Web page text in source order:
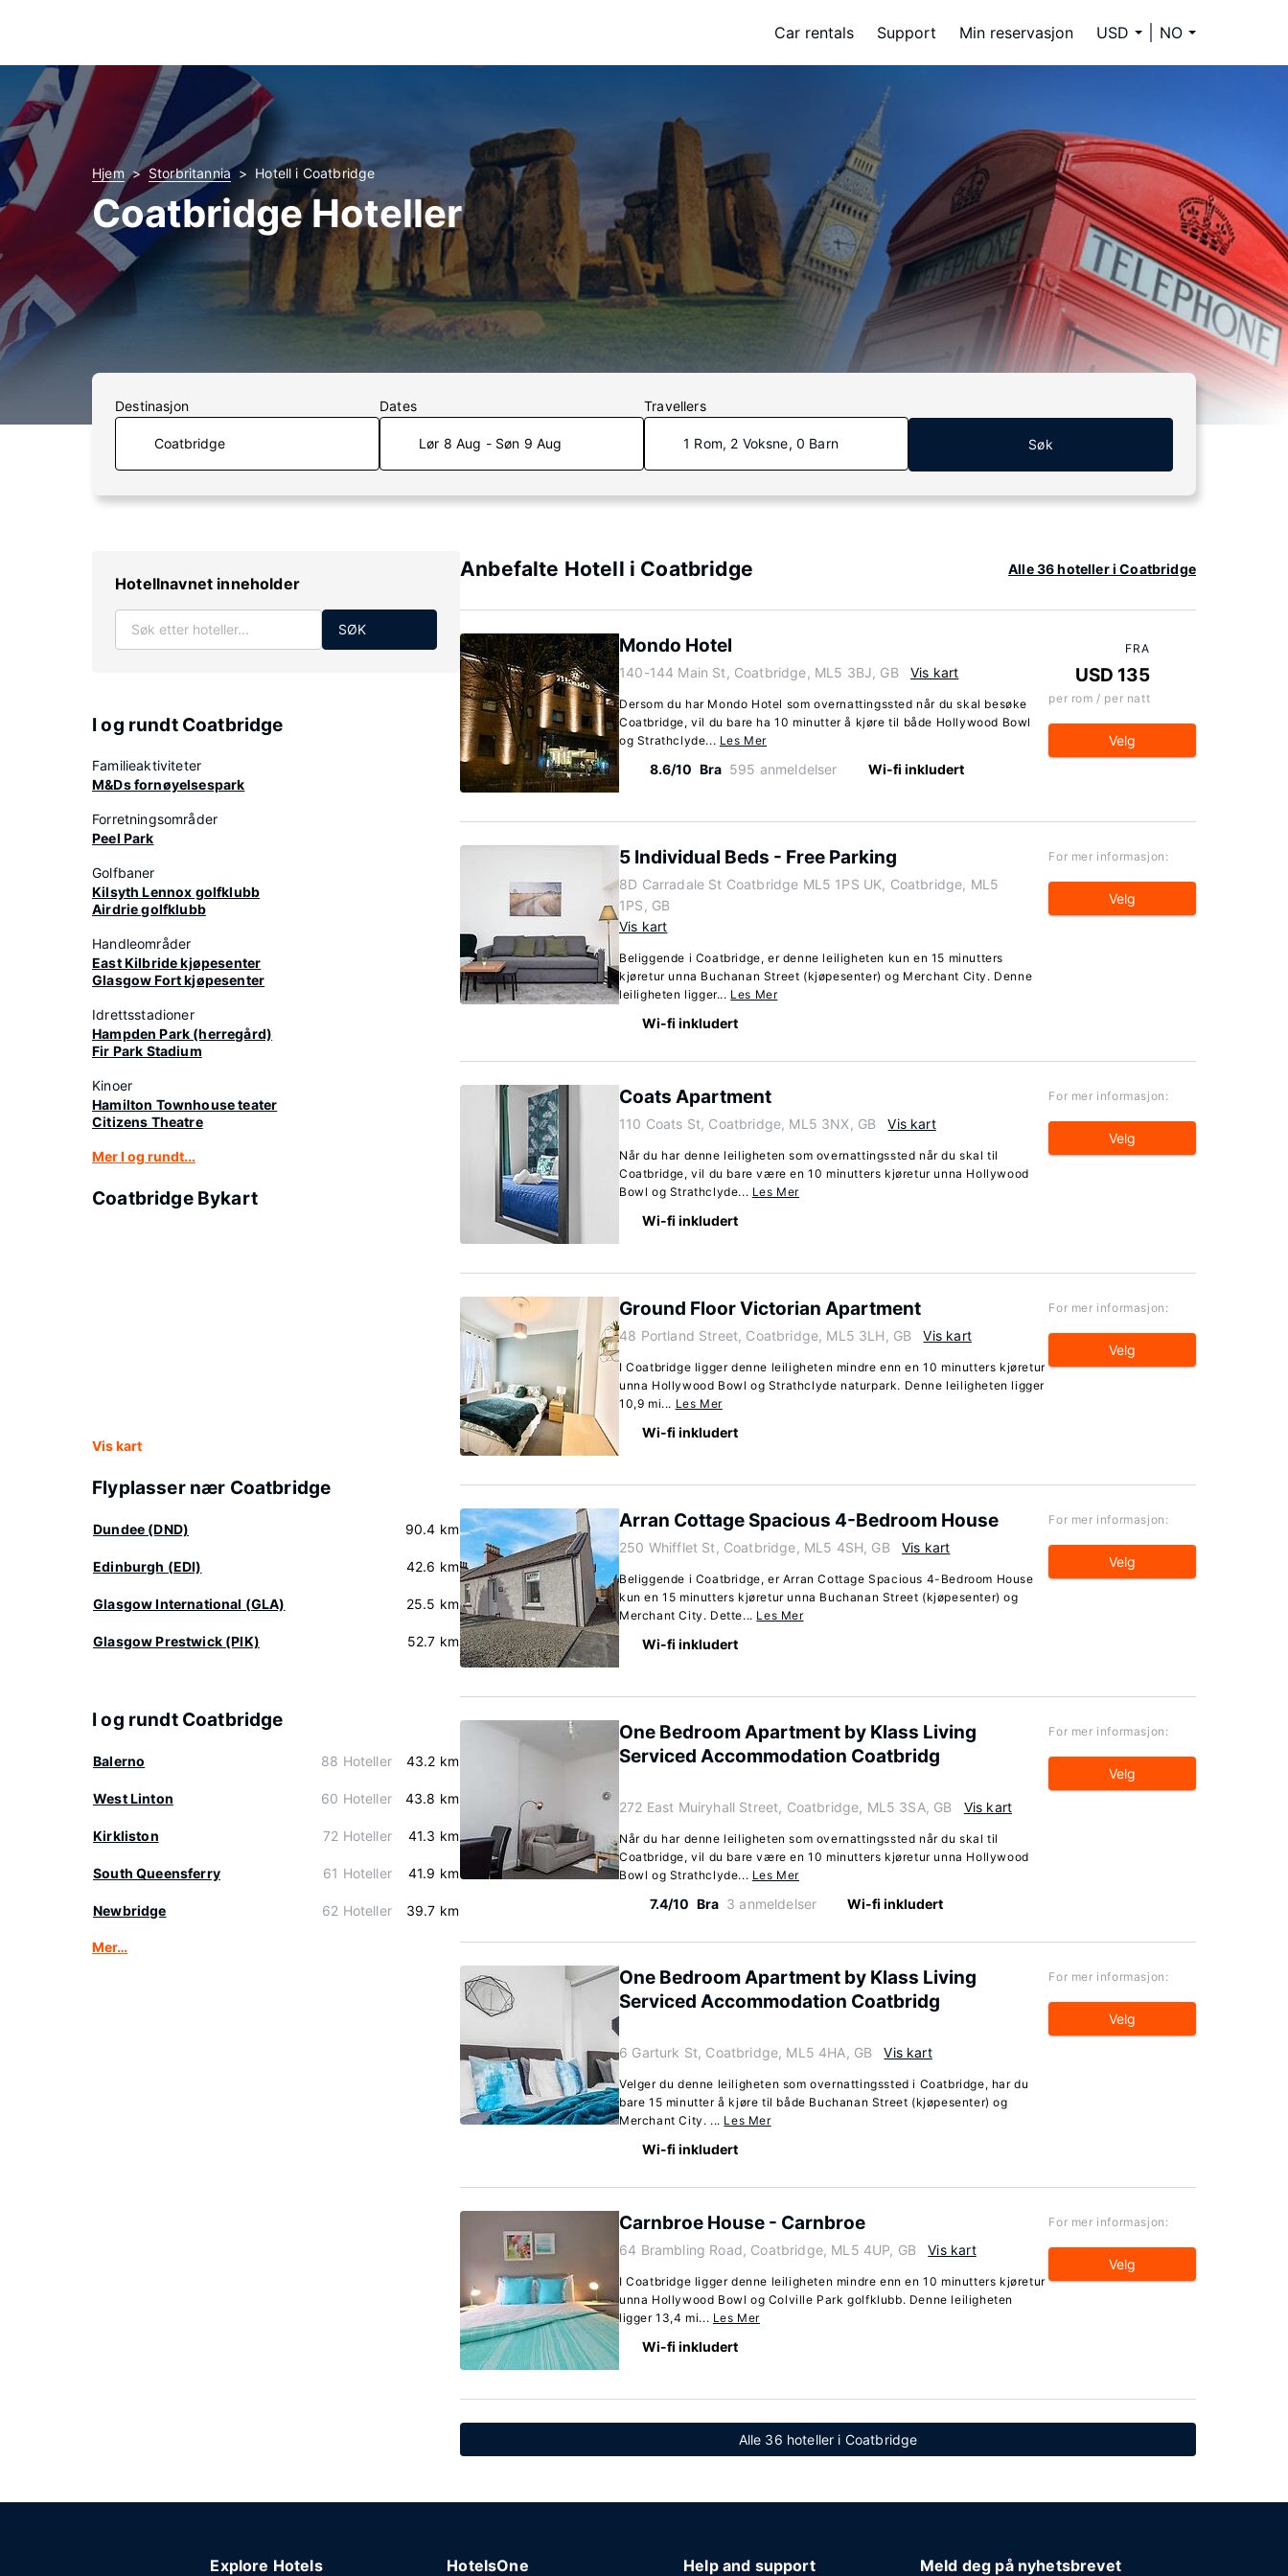
Car rentals Support Min reservasjon USD NO
Hjem Storbritannia Hotell i Coatbridge
Coatbridge Hoteller
Destinasjon Dates
Lør 8 Aug - Søn 9 Aug
Travellers
1 Rom, 2 Voksne, 0 Barn Søk
Hotellnavnet inneholder
SØK
I og rundt Coatbridge
Familieaktiviteter
M&Ds fornøyelsespark
Forretningsområder
Peel Park
Golfbaner
Kilsyth Lennox golfklubb
Airdrie golfklubb
Handleområder
East Kilbride kjøpesenter
Glasgow Fort kjøpesenter
Idrettsstadioner
Hampden Park (herregård)
Fir Park Stadium
Kinoer
Hamilton Townhouse teater
Citizens Theatre
Mer I og rundt...
Coatbridge Bykart
Vis kart
Flyplasser nær Coatbridge
Dundee (DND) 90.4 km
Edinburgh (EDI) 42.6 km
Glasgow International (GLA) 25.5 km
Glasgow Prestwick (PIK) 52.7 km
I og rundt Coatbridge
Balerno 88 Hoteller 43.2 km
West Linton 60 Hoteller 43.8 km
Kirkliston 72 Hoteller 41.3 km
South Queensferry 61 Hoteller 41.9 km
Newbridge 62 Hoteller 39.7 km
Mer…
Anbefalte Hotell i Coatbridge Alle 36 hoteller i Coatbridge
Mondo Hotel
140-144 Main St, Coatbridge, ML5 3BJ, GB Vis kart
Dersom du har Mondo Hotel som overnattingssted når du skal besøke
Coatbridge, vil du bare ha 10 minutter å kjøre til både Hollywood Bowl
og Strathclyde... Les Mer
8.6/10 Bra 595 anmeldelser Wi-fi inkludert
FRA
USD 135
per rom / per natt
Velg
5 Individual Beds - Free Parking
8D Carradale St Coatbridge ML5 1PS UK, Coatbridge, ML5
1PS, GB
Vis kart
Beliggende i Coatbridge, er denne leiligheten kun en 15 minutters
kjøretur unna Buchanan Street (kjøpesenter) og Merchant City. Denne
leiligheten ligger... Les Mer
Wi-fi inkludert
For mer informasjon:
Velg
Coats Apartment
110 Coats St, Coatbridge, ML5 3NX, GB Vis kart
Når du har denne leiligheten som overnattingssted når du skal til
Coatbridge, vil du bare være en 10 minutters kjøretur unna Hollywood
Bowl og Strathclyde... Les Mer
Wi-fi inkludert
For mer informasjon:
Velg
Ground Floor Victorian Apartment
48 Portland Street, Coatbridge, ML5 3LH, GB Vis kart
I Coatbridge ligger denne leiligheten mindre enn en 10 minutters kjøretur
unna Hollywood Bowl og Strathclyde naturpark. Denne leiligheten ligger
10,9 mi... Les Mer
Wi-fi inkludert
For mer informasjon:
Velg
Arran Cottage Spacious 4-Bedroom House
250 Whifflet St, Coatbridge, ML5 4SH, GB Vis kart
Beliggende i Coatbridge, er Arran Cottage Spacious 4-Bedroom House
kun en 15 minutters kjøretur unna Buchanan Street (kjøpesenter) og
Merchant City. Dette... Les Mer
Wi-fi inkludert
For mer informasjon:
Velg
One Bedroom Apartment by Klass Living
Serviced Accommodation Coatbridg
272 East Muiryhall Street, Coatbridge, ML5 3SA, GB Vis kart
Når du har denne leiligheten som overnattingssted når du skal til
Coatbridge, vil du bare være en 10 minutters kjøretur unna Hollywood
Bowl og Strathclyde... Les Mer
7.4/10 Bra 3 anmeldelser Wi-fi inkludert
For mer informasjon:
Velg
One Bedroom Apartment by Klass Living
Serviced Accommodation Coatbridg
6 Garturk St, Coatbridge, ML5 4HA, GB Vis kart
Velger du denne leiligheten som overnattingssted i Coatbridge, har du
bare 15 minutter å kjøre til både Buchanan Street (kjøpesenter) og
Merchant City. ... Les Mer
Wi-fi inkludert
For mer informasjon:
Velg
Carnbroe House - Carnbroe
64 Brambling Road, Coatbridge, ML5 4UP, GB Vis kart
I Coatbridge ligger denne leiligheten mindre enn en 10 minutters kjøretur
unna Hollywood Bowl og Colville Park golfklubb. Denne leiligheten
ligger 13,4 mi... Les Mer
Wi-fi inkludert
For mer informasjon:
Velg
Alle 36 hoteller i Coatbridge
Explore Hotels HotelsOne Help and support Meld deg på nyhetsbrevet